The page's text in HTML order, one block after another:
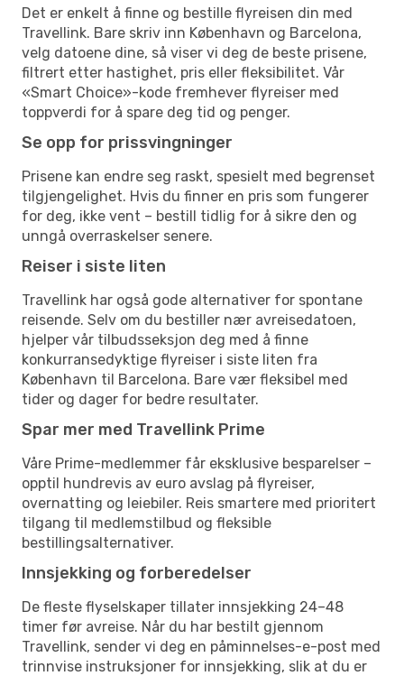
Det er enkelt å finne og bestille flyreisen din med
Travellink. Bare skriv inn København og Barcelona,
velg datoene dine, så viser vi deg de beste prisene,
filtrert etter hastighet, pris eller fleksibilitet. Vår
«Smart Choice»-kode fremhever flyreiser med
toppverdi for å spare deg tid og penger.
Se opp for prissvingninger
Prisene kan endre seg raskt, spesielt med begrenset
tilgjengelighet. Hvis du finner en pris som fungerer
for deg, ikke vent – bestill tidlig for å sikre den og
unngå overraskelser senere.
Reiser i siste liten
Travellink har også gode alternativer for spontane
reisende. Selv om du bestiller nær avreisedatoen,
hjelper vår tilbudsseksjon deg med å finne
konkurransedyktige flyreiser i siste liten fra
København til Barcelona. Bare vær fleksibel med
tider og dager for bedre resultater.
Spar mer med Travellink Prime
Våre Prime-medlemmer får eksklusive besparelser –
opptil hundrevis av euro avslag på flyreiser,
overnatting og leiebiler. Reis smartere med prioritert
tilgang til medlemstilbud og fleksible
bestillingsalternativer.
Innsjekking og forberedelser
De fleste flyselskaper tillater innsjekking 24–48
timer før avreise. Når du har bestilt gjennom
Travellink, sender vi deg en påminnelses-e-post med
trinnvise instruksjoner for innsjekking, slik at du er